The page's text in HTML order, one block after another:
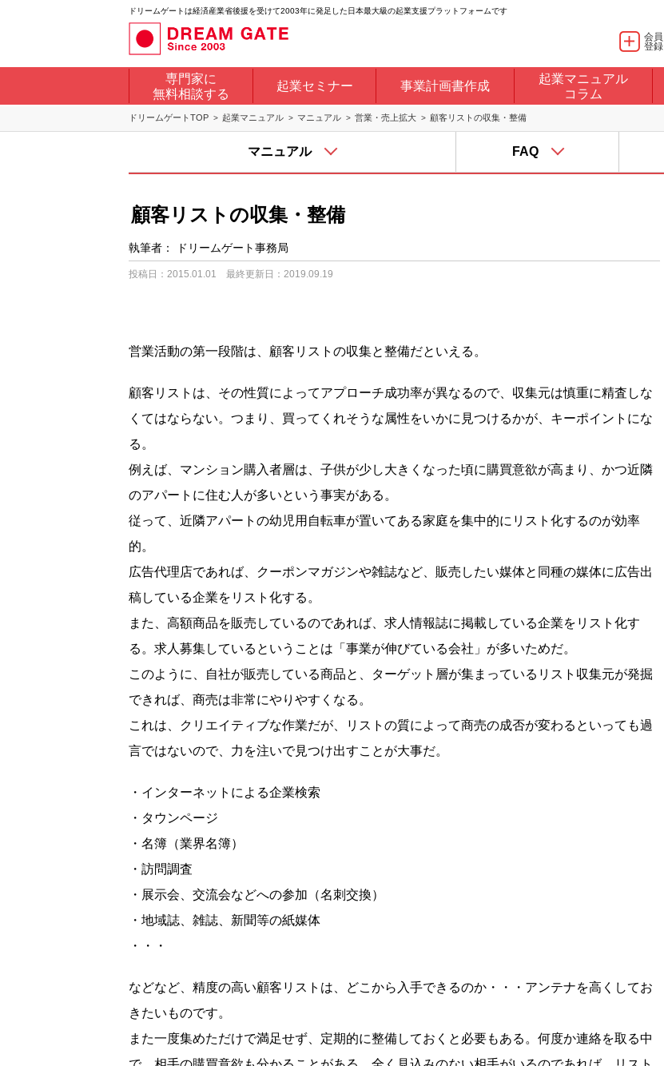
ドリームゲートは経済産業省後援を受けて2003年に発足した日本最大級の起業支援プラットフォームです
会員
登録
専門家に
無料相談する
起業セミナー 事業計画書作成
起業マニュアル
コラム
ドリームゲートTOP 起業マニュアル マニュアル 営業・売上拡大 顧客リストの収集・整備
マニュアル FAQ
顧客リストの収集・整備
執筆者： ドリームゲート事務局
投稿日：2015.01.01 最終更新日：2019.09.19
営業活動の第一段階は、顧客リストの収集と整備だといえる。
顧客リストは、その性質によってアプローチ成功率が異なるので、収集元は慎重に精査しな
くてはならない。つまり、買ってくれそうな属性をいかに見つけるかが、キーポイントにな
る。
例えば、マンション購入者層は、子供が少し大きくなった頃に購買意欲が高まり、かつ近隣
のアパートに住む人が多いという事実がある。
従って、近隣アパートの幼児用自転車が置いてある家庭を集中的にリスト化するのが効率
的。
広告代理店であれば、クーポンマガジンや雑誌など、販売したい媒体と同種の媒体に広告出
稿している企業をリスト化する。
また、高額商品を販売しているのであれば、求人情報誌に掲載している企業をリスト化す
る。求人募集しているということは「事業が伸びている会社」が多いためだ。
このように、自社が販売している商品と、ターゲット層が集まっているリスト収集元が発掘
できれば、商売は非常にやりやすくなる。
これは、クリエイティブな作業だが、リストの質によって商売の成否が変わるといっても過
言ではないので、力を注いで見つけ出すことが大事だ。
・インターネットによる企業検索
・タウンページ
・名簿（業界名簿）
・訪問調査
・展示会、交流会などへの参加（名刺交換）
・地域誌、雑誌、新聞等の紙媒体
・・・
などなど、精度の高い顧客リストは、どこから入手できるのか・・・アンテナを高くしてお
きたいものです。
また一度集めただけで満足せず、定期的に整備しておくと必要もある。何度か連絡を取る中